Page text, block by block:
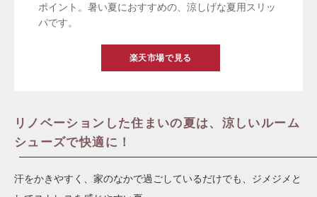
ポイント。暑い夏におすすめの、涼しげな夏用スリッ
パです。
楽天市場で見る
リノベーションした住まいの夏は、涼しいルーム
シューズで快適に！
汗をかきやすく、家のなかで過ごしているだけでも、ジメジメと